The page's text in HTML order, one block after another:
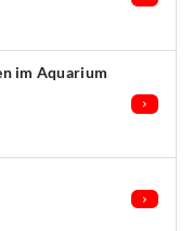
im Aquarium